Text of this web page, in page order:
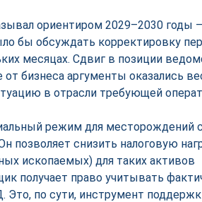
ориентиром 2029–2030 годы
бы обсуждать корректировку
месяцах. Сдвиг в позиции
бизнеса аргументы оказались
в отрасли требующей
режим для месторождений
позволяет снизить налоговую
ископаемых) для таких активов
получает право учитывать
Это, по сути, инструмент